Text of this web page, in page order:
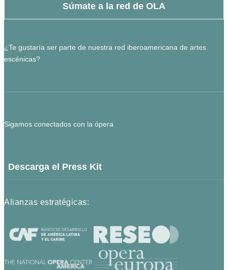
Súmate a la red de OLA
¿Te gustaría ser parte de nuestra red iberoamericana de artes
escénicas?
Sigamos conectados con la ópera
Descarga el Press Kit
Alianzas estratégicas: